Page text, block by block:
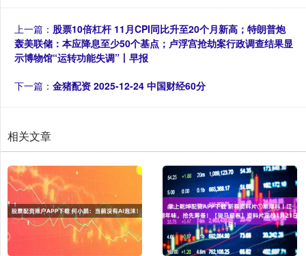
上一篇： 股票10倍杠杆 11月CPI同比升至20个月新高；特朗普炮
轰美联储：本应降息至少50个基点；卢浮宫抢劫案行政调查结果显
示博物馆“运转功能失调”丨早报
下一篇： 金猪配资 2025-12-24 中国财经60分
相关文章